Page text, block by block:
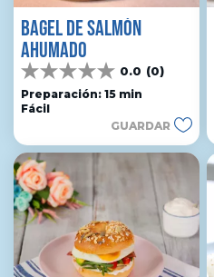
BAGEL DE SALMÓN
AHUMADO
0.0 (0)
0.0
de
5
Preparación: 15 min
Fácil
GUARDAR